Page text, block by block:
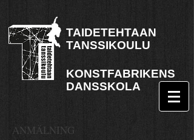
TAIDETEHTAAN
TANSSIKOULU
KONSTFABRIKENS
DANSSKOLA
ANMÄLNING